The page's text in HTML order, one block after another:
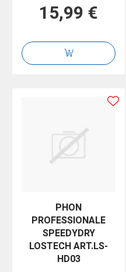
15,99 €
PHON
PROFESSIONALE
SPEEDYDRY
LOSTECH ART.LS-
HD03